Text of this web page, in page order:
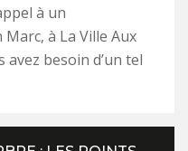
à un
à La Ville Aux
avez besoin d’un tel